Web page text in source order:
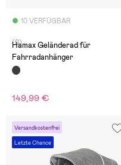
10 VERFÜGBAR
(0)
Hamax Geländerad für
Fahrradanhänger
149,99 €
Versandkostenfrei
Letzte Chance